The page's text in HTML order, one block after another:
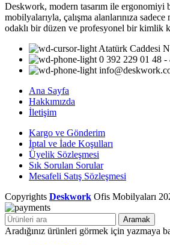
Deskwork, modern tasarım ile ergonomiyi
mobilyalarıyla, çalışma alanlarınıza
odaklı bir düzen ve profesyonel bir kimlik
Atatürk Caddesi
0 392 229 01 48 -
Ana Sayfa
Hakkımızda
İletişim
Kargo ve Gönderim
İptal ve İade Koşulları
Üyelik Sözleşmesi
Sık Sorulan Sorular
Mesafeli Satış Sözleşmesi
Copyrights Deskwork Ofis Mobilyaları
Aramak
Aradığınız ürünleri görmek için yazmaya